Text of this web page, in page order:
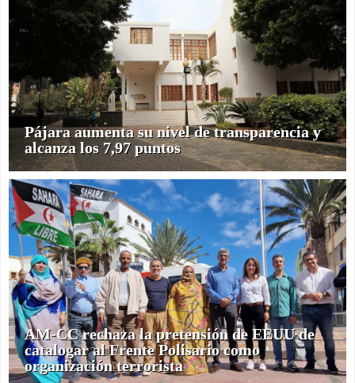
Pájara aumenta su nivel de transparencia y
alcanza los 7,97 puntos
AM-CC rechaza la pretensión de EEUU de
catalogar al Frente Polisario como
organización terrorista